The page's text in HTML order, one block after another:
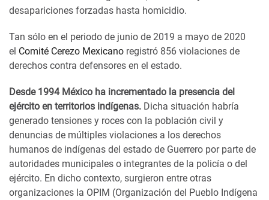
desapariciones forzadas hasta homicidio.
Tan sólo en el periodo de junio de 2019 a mayo de 2020
el Comité Cerezo Mexicano registró 856 violaciones de
derechos contra defensores en el estado.
Desde 1994 México ha incrementado la presencia del
ejército en territorios indígenas. Dicha situación habría
generado tensiones y roces con la población civil y
denuncias de múltiples violaciones a los derechos
humanos de indígenas del estado de Guerrero por parte de
autoridades municipales o integrantes de la policía o del
ejército. En dicho contexto, surgieron entre otras
organizaciones la OPIM (Organización del Pueblo Indígena